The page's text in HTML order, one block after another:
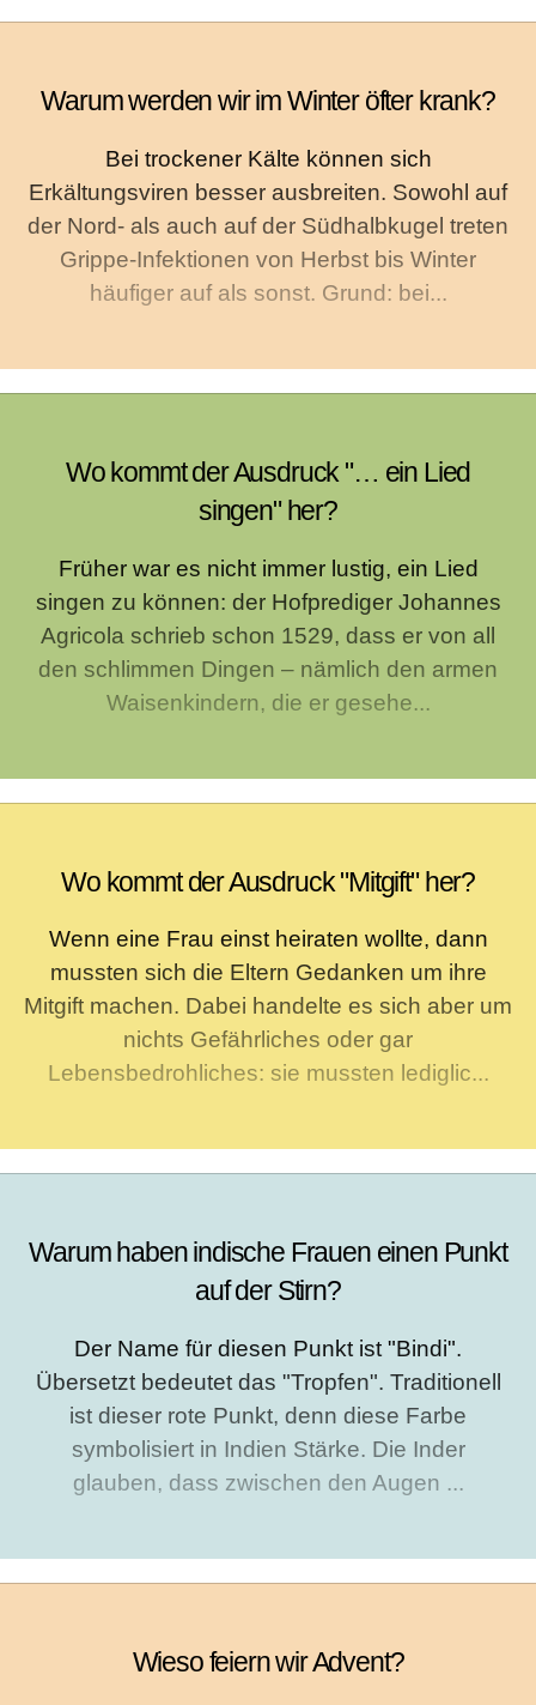
Warum werden wir im Winter öfter krank?
Bei trockener Kälte können sich
Erkältungsviren besser ausbreiten. Sowohl auf
der Nord- als auch auf der Südhalbkugel treten
Grippe-Infektionen von Herbst bis Winter
häufiger auf als sonst. Grund: bei...
Wo kommt der Ausdruck "… ein Lied
singen" her?
Früher war es nicht immer lustig, ein Lied
singen zu können: der Hofprediger Johannes
Agricola schrieb schon 1529, dass er von all
den schlimmen Dingen – nämlich den armen
Waisenkindern, die er gesehe...
Wo kommt der Ausdruck "Mitgift" her?
Wenn eine Frau einst heiraten wollte, dann
mussten sich die Eltern Gedanken um ihre
Mitgift machen. Dabei handelte es sich aber um
nichts Gefährliches oder gar
Lebensbedrohliches: sie mussten lediglic...
Warum haben indische Frauen einen Punkt
auf der Stirn?
Der Name für diesen Punkt ist "Bindi".
Übersetzt bedeutet das "Tropfen". Traditionell
ist dieser rote Punkt, denn diese Farbe
symbolisiert in Indien Stärke. Die Inder
glauben, dass zwischen den Augen ...
Wieso feiern wir Advent?